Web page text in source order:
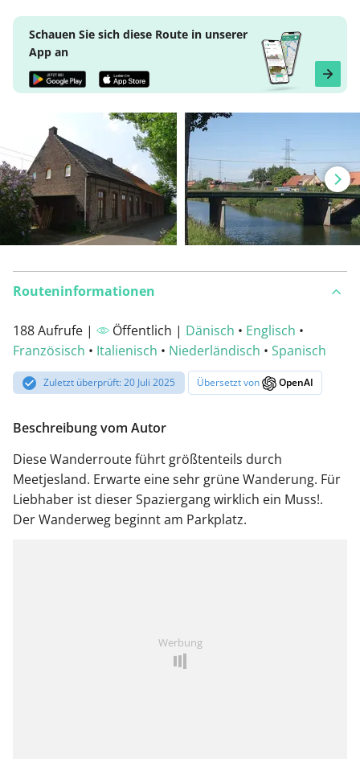
Schauen Sie sich diese Route in unserer
App an
Routeninformationen
188 Aufrufe | Öffentlich | Dänisch • Englisch •
Französisch • Italienisch • Niederländisch • Spanisch
Zuletzt überprüft: 20 Juli 2025 Übersetzt von OpenAI
Beschreibung vom Autor
Diese Wanderroute führt größtenteils durch
Meetjesland. Erwarte eine sehr grüne Wanderung. Für
Liebhaber ist dieser Spaziergang wirklich ein Muss!.
Der Wanderweg beginnt am Parkplatz.
Werbung